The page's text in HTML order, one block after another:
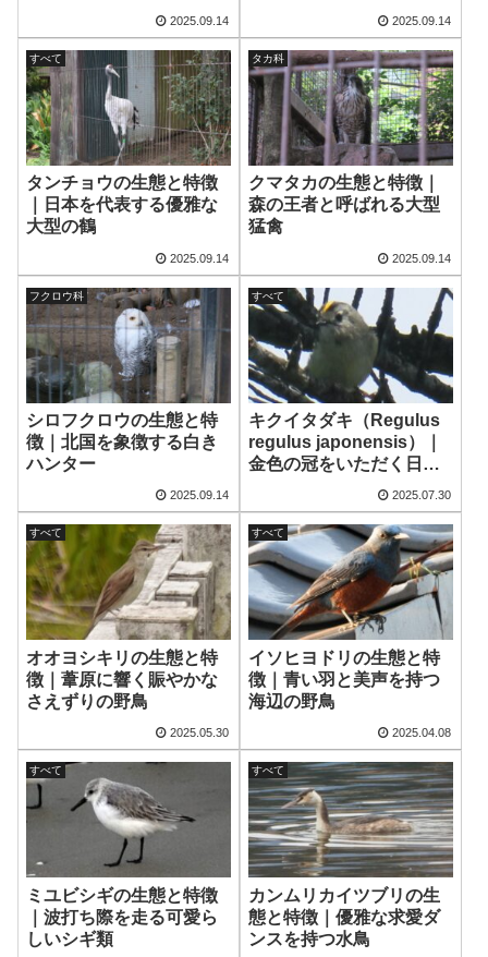
2025.09.14 2025.09.14
すべて
タンチョウの生態と特徴
｜日本を代表する優雅な
大型の鶴
2025.09.14
タカ科
クマタカの生態と特徴｜
森の王者と呼ばれる大型
猛禽
2025.09.14
フクロウ科
シロフクロウの生態と特
徴｜北国を象徴する白き
ハンター
2025.09.14
すべて
キクイタダキ（Regulus
regulus japonensis）｜
金色の冠をいただく日本
2025.07.30
すべて
オオヨシキリの生態と特
徴｜葦原に響く賑やかな
さえずりの野鳥
2025.05.30
すべて
イソヒヨドリの生態と特
徴｜青い羽と美声を持つ
海辺の野鳥
2025.04.08
すべて
ミユビシギの生態と特徴
｜波打ち際を走る可愛ら
しいシギ類
すべて
カンムリカイツブリの生
態と特徴｜優雅な求愛ダ
ンスを持つ水鳥